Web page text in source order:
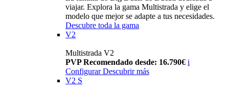
viajar. Explora la gama Multistrada y elige el
modelo que mejor se adapte a tus necesidades.
Descubre toda la gama
V2
Multistrada V2
PVP Recomendado desde: 16.790€ i
Configurar Descubrir más
V2 S